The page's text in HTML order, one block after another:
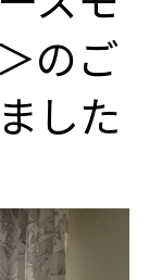
のご
した